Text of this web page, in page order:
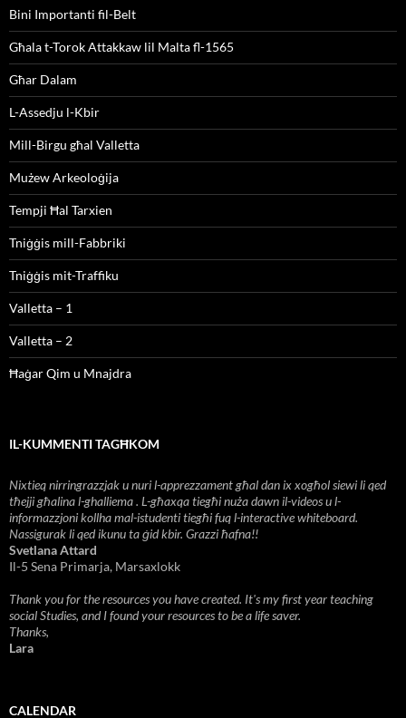
Bini Importanti fil-Belt
Għala t-Torok Attakkaw lil Malta fl-1565
Għar Dalam
L-Assedju l-Kbir
Mill-Birgu għal Valletta
Mużew Arkeoloġija
Tempji Ħal Tarxien
Tniġġis mill-Fabbriki
Tniġġis mit-Traffiku
Valletta – 1
Valletta – 2
Ħaġar Qim u Mnajdra
IL-KUMMENTI TAGĦKOM
Nixtieq nirringrazzjak u nuri l-apprezzament għal dan ix xogħol siewi li qed
tħejji għalina l-ghalliema . L-għaxqa tiegħi nuża dawn il-videos u l-
informazzjoni kollha mal-istudenti tiegħi fuq l-interactive whiteboard.
Nassigurak li qed ikunu ta ġid kbir. Grazzi ħafna!!
Svetlana Attard
Il-5 Sena Primarja, Marsaxlokk
Thank you for the resources you have created. It's my first year teaching
social Studies, and I found your resources to be a life saver.
Thanks,
Lara
CALENDAR